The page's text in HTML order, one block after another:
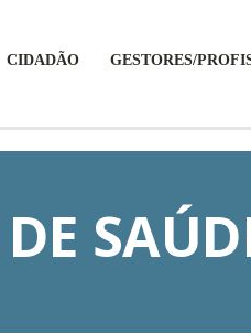
CIDADÃO GESTORES/